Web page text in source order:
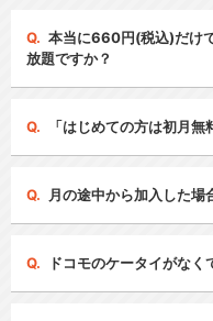
本当に660円(税込)だけ
放題ですか？
「はじめての方は初月
月の途中から加入した場
ドコモのケータイがなく